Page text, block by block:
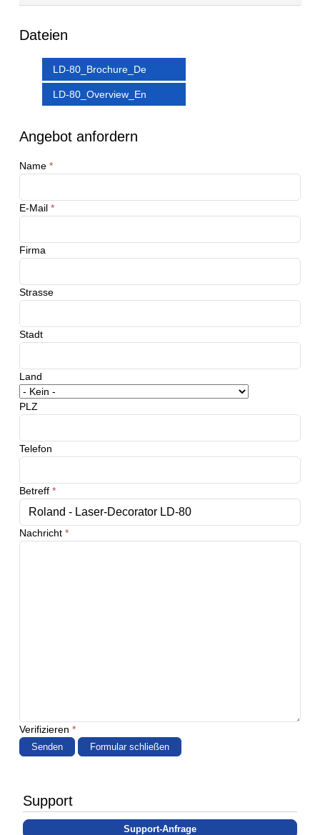
Dateien
LD-80_Brochure_De
LD-80_Overview_En
Angebot anfordern
Name *
E-Mail *
Firma
Strasse
Stadt
Land
PLZ
Telefon
Betreff *
Nachricht *
Verifizieren *
Senden Formular schließen
Support
Support-Anfrage